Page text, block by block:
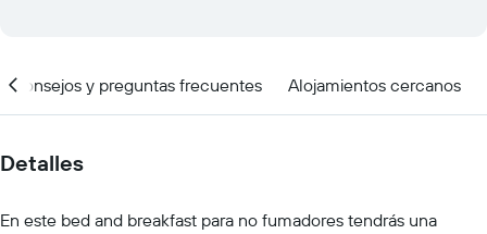
Consejos y preguntas frecuentes Alojamientos cercanos
Detalles
En este bed and breakfast para no fumadores tendrás una